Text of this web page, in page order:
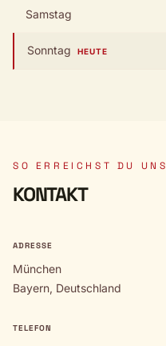
Samstag
Sonntag HEUTE
SO ERREICHST DU UNS
KONTAKT
ADRESSE
München
Bayern, Deutschland
TELEFON